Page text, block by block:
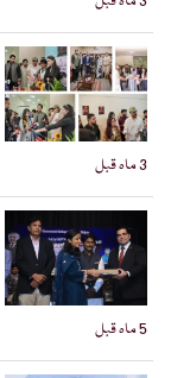
3 ماہ قبل
5 ماہ قبل